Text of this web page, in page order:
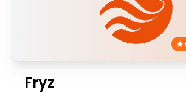
Fryz